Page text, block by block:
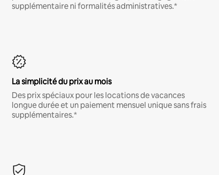
supplémentaire ni formalités administratives.*
La simplicité du prix au mois
Des prix spéciaux pour les locations de vacances
longue durée et un paiement mensuel unique sans frais
supplémentaires.*